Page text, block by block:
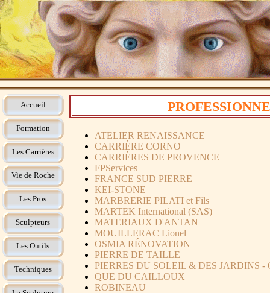
Accueil
Formation
Les Carrières
Vie de Roche
Les Pros
Sculpteurs
Les Outils
Techniques
ATELIER RENAISSANCE
CARRIÈRE CORNO
CARRIÈRES DE PROVENCE
FPServices
FRANCE SUD PIERRE
KEI-STONE
MARBRERIE PILATI et Fils
MARTEK International (SAS)
MATERIAUX D'ANTAN
MOUILLERAC Lionel
OSMIA RÉNOVATION
PIERRE DE TAILLE
PIERRES DU SOLEIL & DES JARDINS -
QUE DU CAILLOUX
ROBINEAU